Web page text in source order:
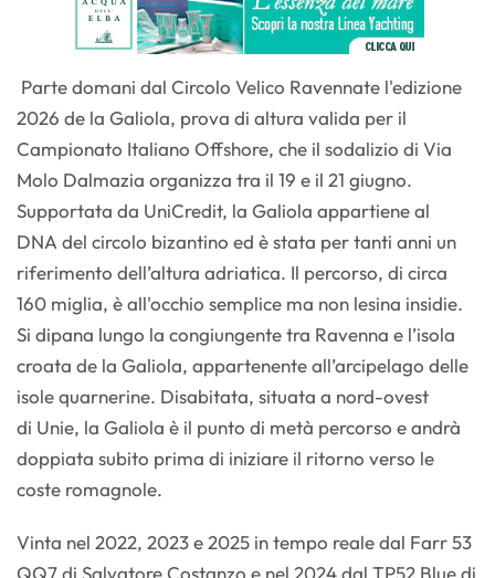
Parte domani dal Circolo Velico Ravennate l'edizione
2026 de la Galiola, prova di altura valida per il
Campionato Italiano Offshore, che il sodalizio di Via
Molo Dalmazia organizza tra il 19 e il 21 giugno.
Supportata da UniCredit, la Galiola appartiene al
DNA del circolo bizantino ed è stata per tanti anni un
riferimento dell’altura adriatica. Il percorso, di circa
160 miglia, è all'occhio semplice ma non lesina insidie.
Si dipana lungo la congiungente tra Ravenna e l’isola
croata de la Galiola, appartenente all’arcipelago delle
isole quarnerine. Disabitata, situata a nord-ovest
di Unie, la Galiola è il punto di metà percorso e andrà
doppiata subito prima di iniziare il ritorno verso le
coste romagnole.
Vinta nel 2022, 2023 e 2025 in tempo reale dal Farr 53
QQ7 di Salvatore Costanzo e nel 2024 dal TP52 Blue di